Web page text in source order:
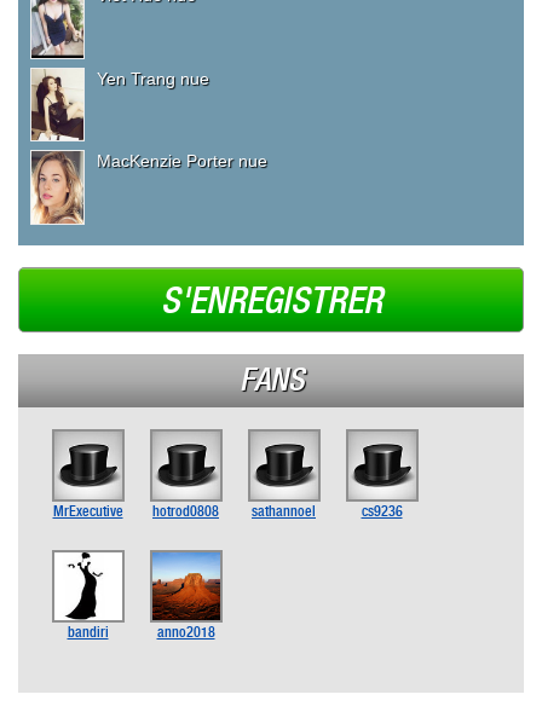
Yen Trang nue
MacKenzie Porter nue
S'ENREGISTRER
FANS
MrExecutive hotrod0808 sathannoel cs9236
bandiri anno2018